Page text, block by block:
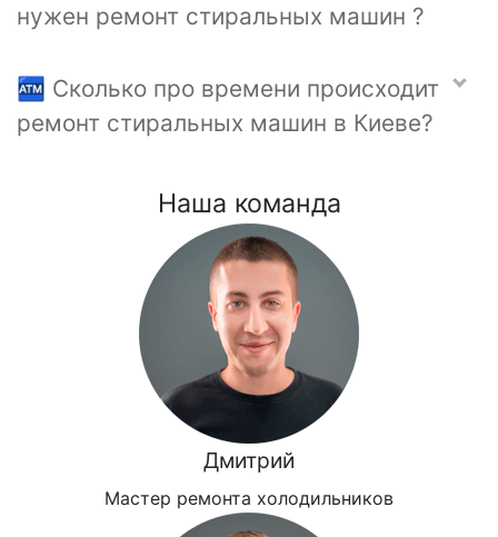
нужен ремонт стиральных машин ?
🏧 Сколько про времени происходит
ремонт стиральных машин в Киеве?
Наша команда
Дмитрий
Мастер ремонта холодильников